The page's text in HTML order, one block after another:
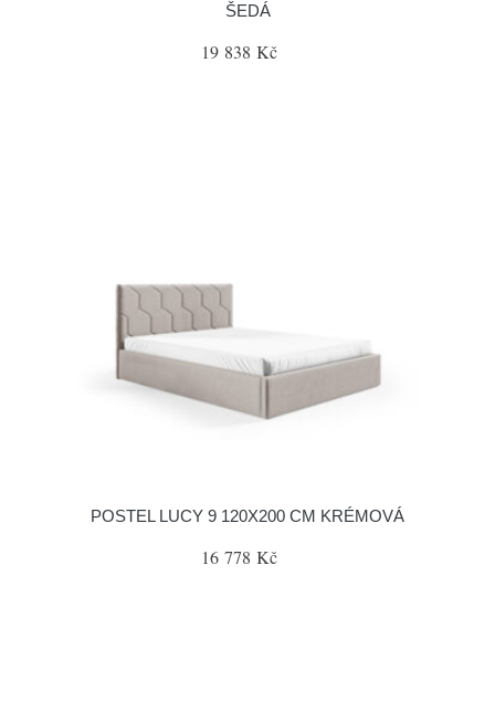
ŠEDÁ
19 838 Kč
POSTEL LUCY 9 120X200 CM KRÉMOVÁ
16 778 Kč